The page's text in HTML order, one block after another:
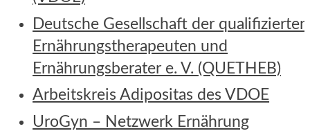
Deutsche Gesellschaft der qualifizierten
Ernährungstherapeuten und
Ernährungsberater e. V. (QUETHEB)
Arbeitskreis Adipositas des VDOE
UroGyn – Netzwerk Ernährung